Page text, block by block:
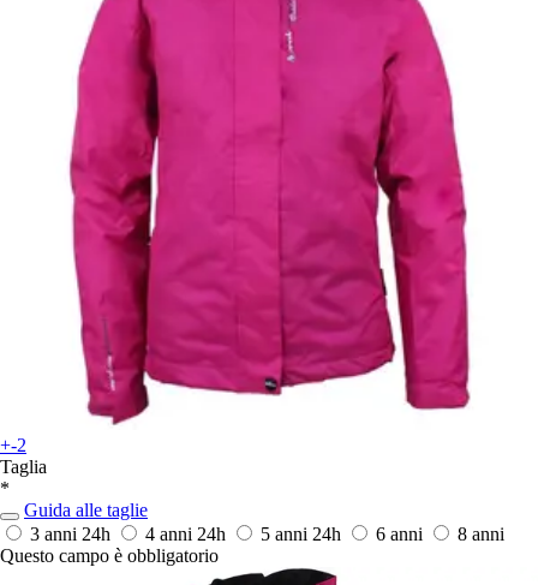
+-2
Taglia
*
Guida alle taglie
3 anni 24h 4 anni 24h 5 anni 24h 6 anni
8 anni
Questo campo è obbligatorio